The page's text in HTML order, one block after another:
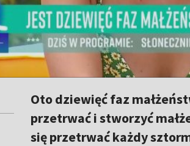
Oto dziewięć faz
przetrwać i stworzyć
się przetrwać każdy